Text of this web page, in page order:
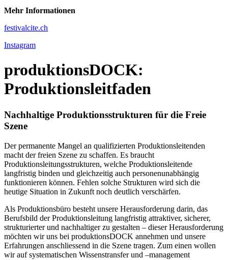
Mehr Informationen
festivalcite.ch
Instagram
produktionsDOCK:
Produktionsleitfaden
Nachhaltige Produktionsstrukturen für die Freie
Szene
Der permanente Mangel an qualifizierten Produktionsleitenden
macht der freien Szene zu schaffen. Es braucht
Produktionsleitungsstrukturen, welche Produktionsleitende
langfristig binden und gleichzeitig auch personenunabhängig
funktionieren können. Fehlen solche Strukturen wird sich die
heutige Situation in Zukunft noch deutlich verschärfen.
Als Produktionsbüro besteht unsere Herausforderung darin, das
Berufsbild der Produktionsleitung langfristig attraktiver, sicherer,
strukturierter und nachhaltiger zu gestalten – dieser Herausforderung
möchten wir uns bei produktionsDOCK annehmen und unsere
Erfahrungen anschliessend in die Szene tragen. Zum einen wollen
wir auf systematischen Wissenstransfer und –management